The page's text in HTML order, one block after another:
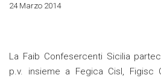
24 Marzo 2014
La Faib Confesercenti Sicilia
p.v. insieme a Fegica Cisl, Figisc